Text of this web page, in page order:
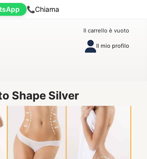
📞Chiama
Il carrello è vuoto
Il mio profilo
Shape Silver